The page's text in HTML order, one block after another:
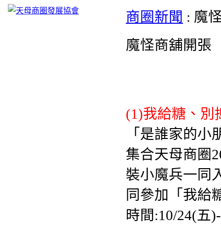
商圈新聞 : 魔
魔怪商舖開張
(1)我給糖、別
「是誰家的
集合天母商圈
裝小魔兵一同
同參加「我給
時間:10/24(五